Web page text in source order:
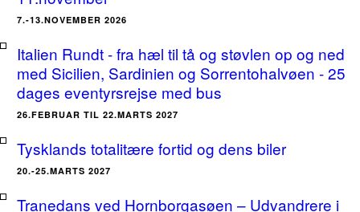
7.-13.NOVEMBER 2026
Italien Rundt - fra hæl til tå og støvlen op og ned
med Sicilien, Sardinien og Sorrentohalvøen - 25
dages eventyrsrejse med bus
26.FEBRUAR TIL 22.MARTS 2027
Tysklands totalitære fortid og dens biler
20.-25.MARTS 2027
Tranedans ved Hornborgasøen – Udvandrere i